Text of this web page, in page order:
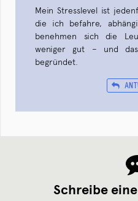
Mein Stresslevel ist
die ich befahre,
benehmen sich die
weniger gut – und
begründet.
Schreibe